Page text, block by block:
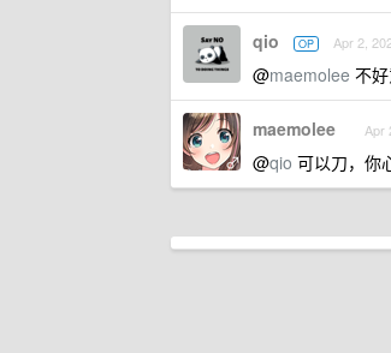
qio OP Apr 2,
@maemolee 不
maemolee Apr
@qio 可以刀，你